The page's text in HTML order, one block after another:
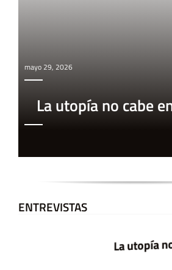
mayo 29, 2026
La utopía no cabe
ENTREVISTAS
La utopía no cabe